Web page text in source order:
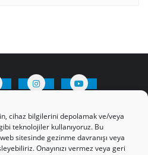
cihaz bilgilerini depolamak ve/veya
teknolojiler kullanıyoruz. Bu
sitesinde gezinme davranışı veya
Onayınızı vermez veya geri
İncil’den Dersler
Online Kutsal Kitap